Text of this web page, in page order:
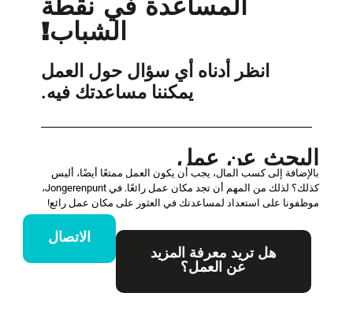
المساعدة في نقطة
الشباب!
انظر أدناه أي سؤال حول العمل
يمكننا مساعدتك فيه.
البحث عن عمل
بالإضافة إلى كسب المال، يجب أن يكون العمل ممتعًا أيضًا، أليس
كذلك؟ لذلك من المهم أن تجد مكان عمل رائعًا. في Jongerenpunt،
موظفونا على استعداد لمساعدتك في العثور على مكان عمل رائع!
هل تريد معرفة المزيد
عن العمل؟
الاتصال